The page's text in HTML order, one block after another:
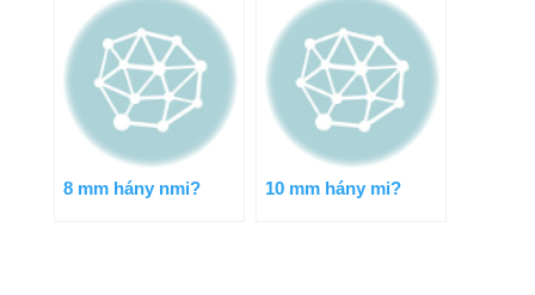
8 mm hány nmi? 10 mm hány mi?